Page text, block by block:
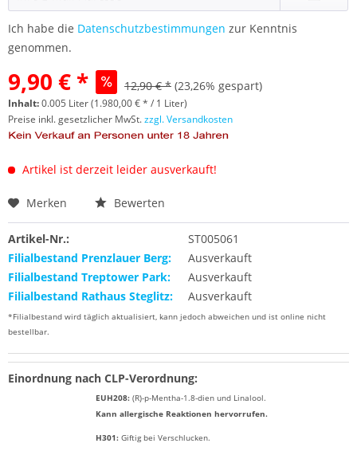
Ich habe die Datenschutzbestimmungen zur Kenntnis
genommen.
9,90 € * 12,90 € * (23,26% gespart)
Inhalt:0.005 Liter (1.980,00 € * / 1 Liter)
Preise inkl. gesetzlicher MwSt.zzgl. Versandkosten
Artikel ist derzeit leider ausverkauft!
Merken Bewerten
Artikel-Nr.:
ST005061
Filialbestand Prenzlauer Berg:
Ausverkauft
Filialbestand Treptower Park:
Ausverkauft
Filialbestand Rathaus Steglitz:
Ausverkauft
*Filialbestand wird täglich aktualisiert, kann jedoch abweichen und ist online nicht
bestellbar.
Einordnung nach CLP-Verordnung:
EUH208: (R)-p-Mentha-1.8-dien und Linalool.
Kann allergische Reaktionen hervorrufen.
H301: Giftig bei Verschlucken.